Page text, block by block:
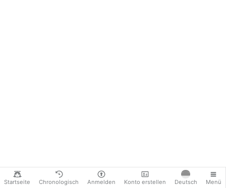
Startseite Chronologisch Anmelden Konto erstellen Deutsch Menü